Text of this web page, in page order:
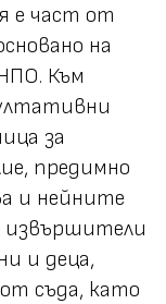
е част от
на
Към
за
предимно
и нейните
извършители
и деца,
съда, като